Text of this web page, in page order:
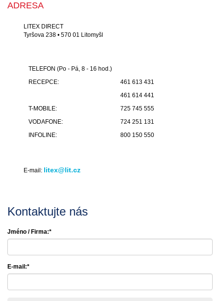
ADRESA
LITEX DIRECT
Tyršova 238 • 570 01 Litomyšl
TELEFON (Po - Pá, 8 - 16 hod.)
RECEPCE:
461 613 431
461 614 441
T-MOBILE:
725 745 555
VODAFONE:
724 251 131
INFOLINE:
800 150 550
E-mail: litex@lit.cz
Kontaktujte nás
Jméno / Firma:*
E-mail:*